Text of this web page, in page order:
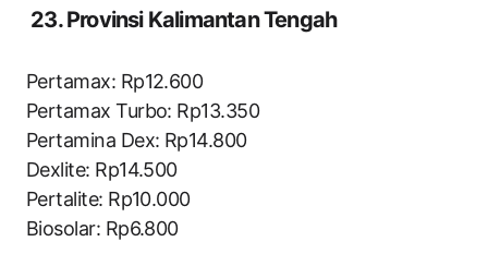
23. Provinsi Kalimantan Tengah
Pertamax: Rp12.600
Pertamax Turbo: Rp13.350
Pertamina Dex: Rp14.800
Dexlite: Rp14.500
Pertalite: Rp10.000
Biosolar: Rp6.800